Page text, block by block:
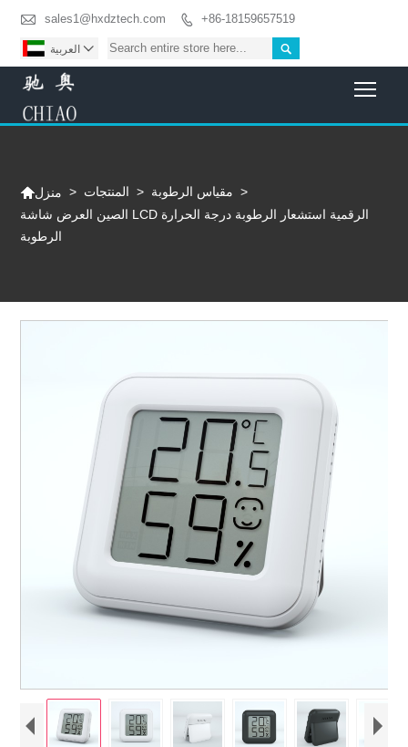
 sales1@hxdztech.com  +86-18159657519
 العربية 
منزل > المنتجات > مقياس الرطوبة >
الصين العرض شاشة LCD الرقمية استشعار الرطوبة درجة الحرارة
الرطوبة